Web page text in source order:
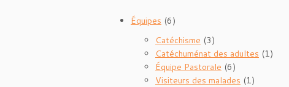
Équipes (6)
Catéchisme (3)
Catéchuménat des adultes (1)
Équipe Pastorale (6)
Visiteurs des malades (1)